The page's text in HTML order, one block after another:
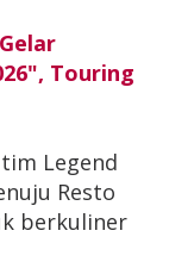
Touring
Legend
Resto
berkuliner